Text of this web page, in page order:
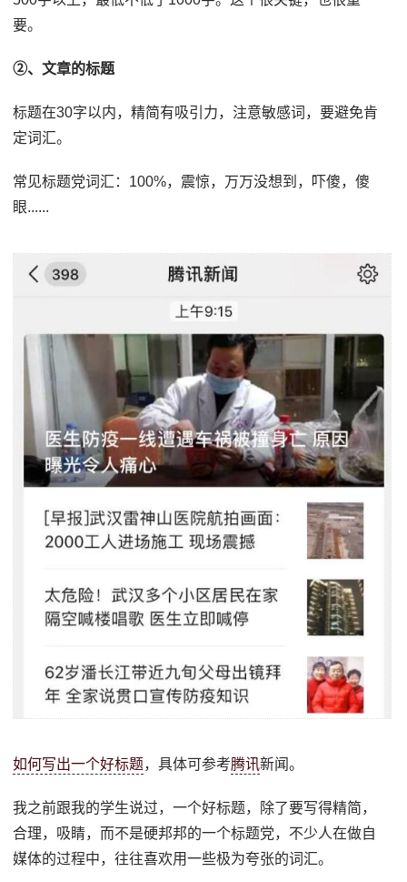
要。
②、文章的标题
标题在30字以内，精简有吸引力，注意敏感词，要避免肯
定词汇。
常见标题党词汇：100%，震惊，万万没想到，吓傻，傻
眼......
如何写出一个好标题，具体可参考腾讯新闻。
我之前跟我的学生说过，一个好标题，除了要写得精简，
合理，吸睛，而不是硬邦邦的一个标题党，不少人在做自
媒体的过程中，往往喜欢用一些极为夸张的词汇。